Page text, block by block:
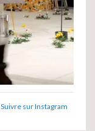
Suivre sur Instagram